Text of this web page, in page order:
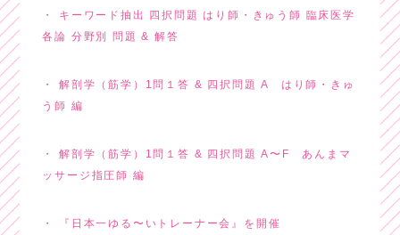
キーワード抽出 四択問題 はり師・きゅう師 臨床医学
各論 分野別 問題 & 解答
解剖学（筋学）1問１答 & 四択問題 A はり師・きゅ
う師 編
解剖学（筋学）1問１答 & 四択問題 A〜F あんまマ
ッサージ指圧師 編
『日本一ゆる〜いトレーナー会』を開催